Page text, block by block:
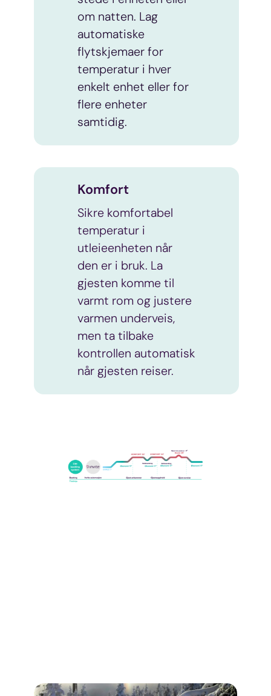
om natten. Lag
automatiske
flytskjemaer for
temperatur i hver
enkelt enhet eller for
flere enheter
samtidig.
Komfort
Sikre komfortabel
temperatur i
utleieenheten når
den er i bruk. La
gjesten komme til
varmt rom og justere
varmen underveis,
men ta tilbake
kontrollen automatisk
når gjesten reiser.